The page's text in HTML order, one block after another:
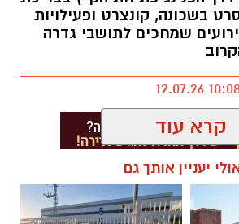
בשכונה, קונצרט ופעילויות
שמחכים לתושבי גדרה
קרא עוד
יעניין אותך גם